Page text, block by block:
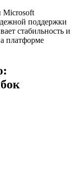
Microsoft
поддержки
стабильность и
платформе